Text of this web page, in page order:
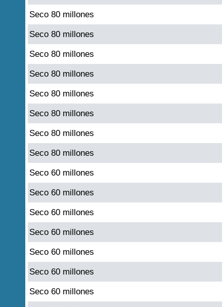
Seco 80 millones
Seco 80 millones
Seco 80 millones
Seco 80 millones
Seco 80 millones
Seco 80 millones
Seco 80 millones
Seco 80 millones
Seco 60 millones
Seco 60 millones
Seco 60 millones
Seco 60 millones
Seco 60 millones
Seco 60 millones
Seco 60 millones